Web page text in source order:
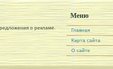
о рекламе.
Меню
Главная
Карта сайта
О сайте